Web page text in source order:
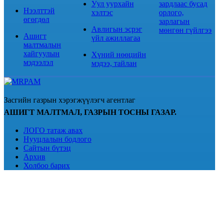
Нээлттэй
өгөгдөл
Ашигт
малтмалын
хайгуулын
мэдээлэл
Уул уурхайн
хэлтэс
Авлигын эсрэг
үйл ажиллагаа
Хүний нөөцийн
мэдээ, тайлан
зардлаас бусад
орлого,
зарлагын
мөнгөн гүйлгээ
Засгийн газрын хэрэгжүүлэгч агентлаг
АШИГТ МАЛТМАЛ, ГАЗРЫН ТОСНЫ ГАЗАР.
ЛОГО татаж авах
Нууцлалын бодлого
Сайтын бүтэц
Архив
Холбоо барих